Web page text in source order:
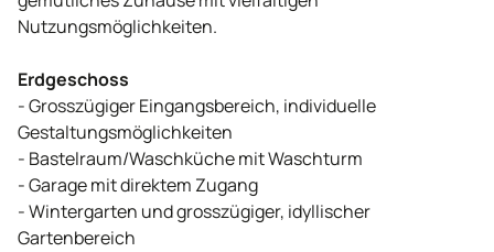
Nutzungsmöglichkeiten.
Erdgeschoss
- Grosszügiger Eingangsbereich, individuelle
Gestaltungsmöglichkeiten
- Bastelraum/Waschküche mit Waschturm
- Garage mit direktem Zugang
- Wintergarten und grosszügiger, idyllischer
Gartenbereich